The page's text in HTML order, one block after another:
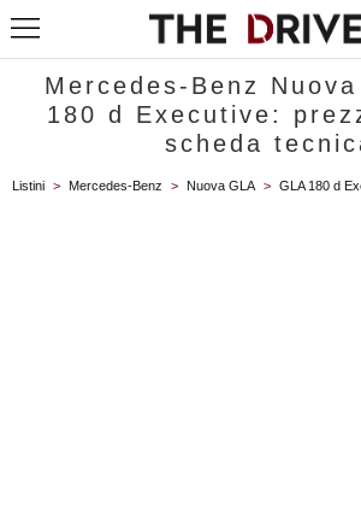
Mercedes-Benz
180 d Executive:
scheda
Listini > Mercedes-Benz > Nuova GLA > GLA 180 d